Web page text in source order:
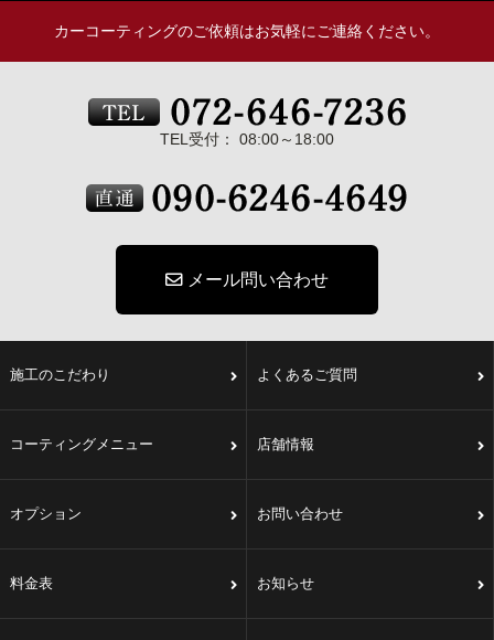
カーコーティングのご依頼はお気軽にご連絡ください。
TEL受付： 08:00～18:00
メール問い合わせ
施工のこだわり よくあるご質問
コーティングメニュー 店舗情報
オプション お問い合わせ
料金表 お知らせ